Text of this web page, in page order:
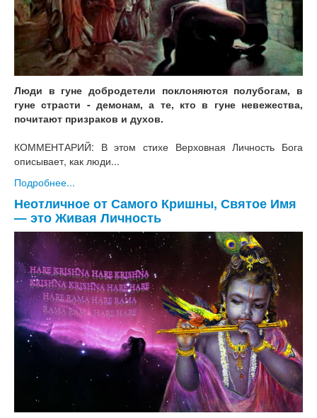
Люди в гуне добродетели поклоняются полубогам, в
гуне страсти - демонам, а те, кто в гуне невежества,
почитают призраков и духов.
КОММЕНТАРИЙ: В этом стихе Верховная Личность Бога
описывает, как люди...
Подробнее...
Неотличное от Самого Кришны, Святое Имя
— это Живая Личность